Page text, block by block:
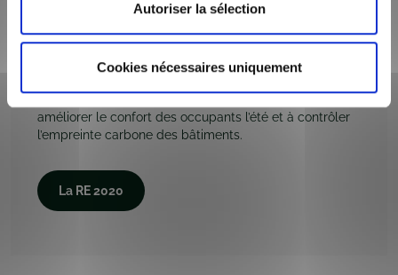
Autoriser la sélection
Cookies nécessaires uniquement
aux normes de laRèglementation Environnementale RE
améliorer le confort des occupants l’été et à contrôler
l’empreinte carbone des bâtiments.
La RE 2020